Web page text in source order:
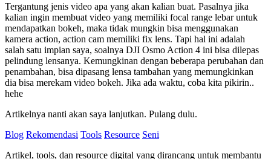
Tergantung jenis video apa yang akan kalian buat. Pasalnya jika
kalian ingin membuat video yang memiliki focal range lebar untuk
mendapatkan bokeh, maka tidak mungkin bisa menggunakan
kamera action, action cam memiliki fix lens. Tapi hal ini adalah
salah satu impian saya, soalnya DJI Osmo Action 4 ini bisa dilepas
pelindung lensanya. Kemungkinan dengan beberapa perubahan dan
penambahan, bisa dipasang lensa tambahan yang memungkinkan
dia bisa merekam video bokeh. Jika ada waktu, coba kita pikirin..
hehe
Artikelnya nanti akan saya lanjutkan. Pulang dulu.
Blog Rekomendasi Tools Resource Seni
Artikel, tools, dan resource digital yang dirancang untuk membantu